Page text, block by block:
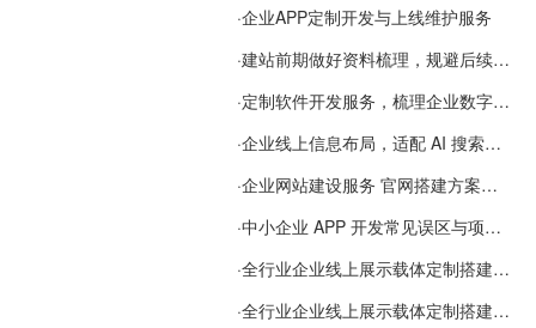
·企业APP定制开发与上线维护服务
·建站前期做好资料梳理，规避后续各类使用难题
·定制软件开发服务，梳理企业数字化落地常见难点
·企业线上信息布局，适配 AI 搜索需要留意这些要点
·企业网站建设服务 官网搭建方案经验分享
·中小企业 APP 开发常见误区与项目规划实用经验
·全行业企业线上展示载体定制搭建服务
·全行业企业线上展示载体定制搭建服务